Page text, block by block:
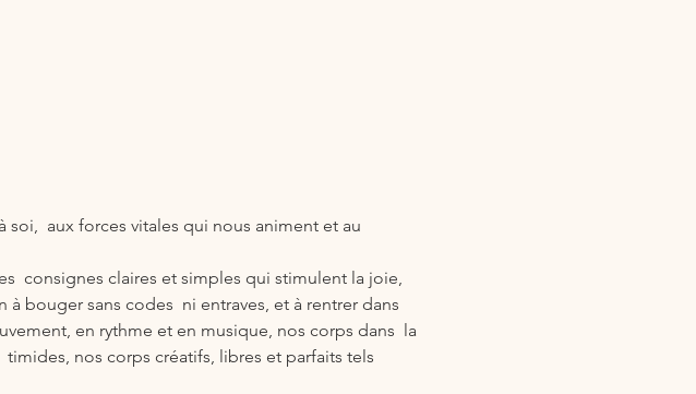
aux forces vitales qui nous animent et au
consignes claires et simples qui stimulent la joie,
bouger sans codes  ni entraves, et à rentrer dans
en rythme et en musique, nos corps dans  la
nos corps créatifs, libres et parfaits tels